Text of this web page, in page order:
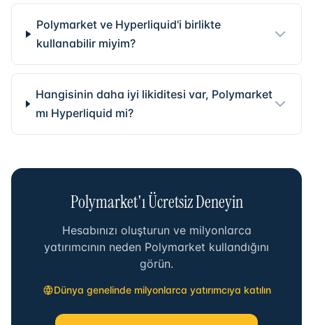
Polymarket ve Hyperliquid'i birlikte
kullanabilir miyim?
Hangisinin daha iyi likiditesi var, Polymarket
mı Hyperliquid mi?
Polymarket'ı Ücretsiz Deneyin
Hesabınızı oluşturun ve milyonlarca
yatırımcının neden Polymarket kullandığını
görün.
Dünya genelinde milyonlarca yatırımcıya katılın